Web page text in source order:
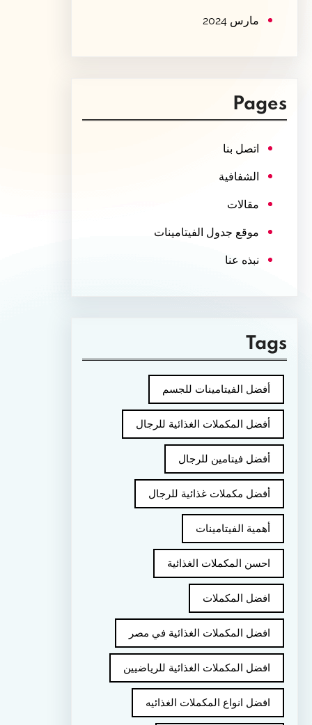
مارس 2024
Pages
اتصل بنا
الشفافية
مقالات
موقع جدول الفيتامينات
نبذه عنا
Tags
أفضل الفيتامينات للجسم
أفضل المكملات الغذائية للرجال
أفضل فيتامين للرجال
أفضل مكملات غذائية للرجال
أهمية الفيتامينات
احسن المكملات الغذائية
افضل المكملات
افضل المكملات الغذائية في مصر
افضل المكملات الغذائية للرياضيين
افضل انواع المكملات الغذائيه